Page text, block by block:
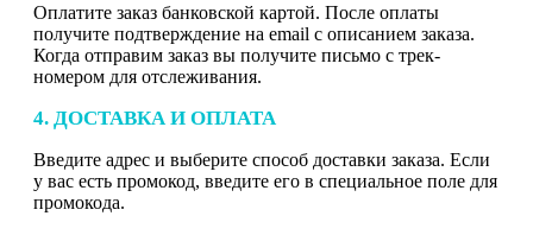
Оплатите заказ банковской картой. После оплаты
получите подтверждение на email с описанием заказа.
Когда отправим заказ вы получите письмо с трек-
номером для отслеживания.
4. ДОСТАВКА И ОПЛАТА
Введите адрес и выберите способ доставки заказа. Если
у вас есть промокод, введите его в специальное поле для
промокода.